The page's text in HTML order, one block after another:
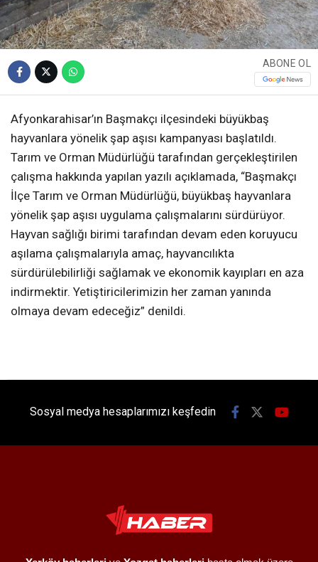
ABONE OL
Afyonkarahisar’ın Başmakçı ilçesindeki büyükbaş
hayvanlara yönelik şap aşısı kampanyası başlatıldı.
Tarım ve Orman Müdürlüğü tarafından gerçekleştirilen
çalışma hakkında yapılan yazılı açıklamada, “Başmakçı
İlçe Tarım ve Orman Müdürlüğü, büyükbaş hayvanlara
yönelik şap aşısı uygulama çalışmalarını sürdürüyor.
Hayvan sağlığı birimi tarafından devam eden koruyucu
aşılama çalışmalarıyla amaç, hayvancılıkta
sürdürülebilirliği sağlamak ve ekonomik kayıpları en aza
indirmektir. Yetiştiricilerimizin her zaman yanında
olmaya devam edeceğiz” denildi.
Sosyal medya hesaplarımızı keşfedin